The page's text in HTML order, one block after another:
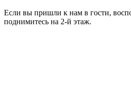
Если вы пришли к нам в гости,
поднимитесь на 2-й этаж.